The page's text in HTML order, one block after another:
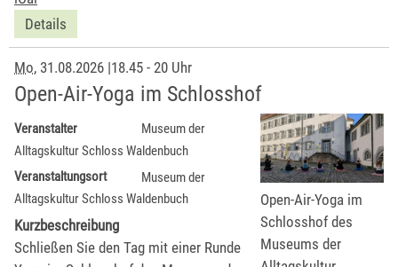
Details
Mo, 31.08.2026 |18.45 - 20 Uhr
Open-Air-Yoga im Schlosshof
Open-Air-Yoga im
Schlosshof des
Museums der
Veranstalter
Museum der
Alltagskultur Schloss Waldenbuch
Veranstaltungsort
Museum der
Alltagskultur Schloss Waldenbuch
Kurzbeschreibung
Schließen Sie den Tag mit einer Runde